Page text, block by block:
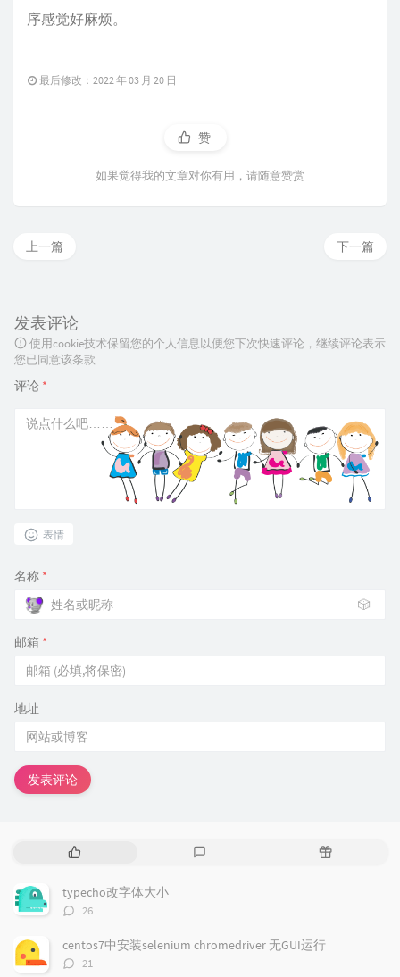
序感觉好麻烦。
最后修改：2022 年 03 月 20 日
赞
如果觉得我的文章对你有用，请随意赞赏
下一篇
上一篇
发表评论
使用cookie技术保留您的个人信息以便您下次快速评论，继续评论表示
您已同意该条款
评论 *
表情
名称 *
🎲
邮箱 *
地址
发表评论
热
随
typecho改字体大小
评
数：
26
centos7中安装selenium chromedriver 无GUI运行
评
21